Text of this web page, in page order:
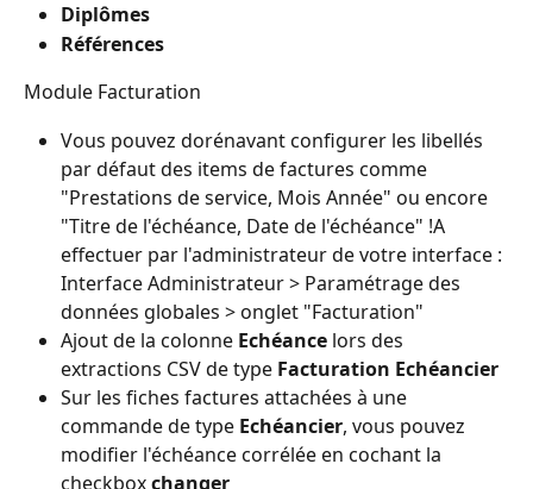
Diplômes
Références
Module Facturation
Vous pouvez dorénavant configurer les libellés
par défaut des items de factures comme
"Prestations de service, Mois Année" ou encore
"Titre de l'échéance, Date de l'échéance" !A
effectuer par l'administrateur de votre interface :
Interface Administrateur > Paramétrage des
données globales > onglet "Facturation"
Ajout de la colonne Echéance lors des
extractions CSV de type Facturation Echéancier
Sur les fiches factures attachées à une
commande de type Echéancier, vous pouvez
modifier l'échéance corrélée en cochant la
checkbox changer